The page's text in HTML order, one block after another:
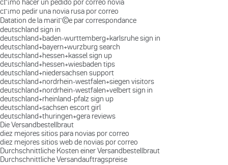
cГіmo hacer un pedido por correo novia
cГіmo pedir una novia rusa por correo
Datation de la mariГ©e par correspondance
deutschland sign in
deutschland+baden-wurttemberg+karlsruhe sign in
deutschland+bayern+wurzburg search
deutschland+hessen+kassel sign up
deutschland+hessen+wiesbaden tips
deutschland+niedersachsen support
deutschland+nordrhein-westfalen+siegen visitors
deutschland+nordrhein-westfalen+velbert sign in
deutschland+rheinland-pfalz sign up
deutschland+sachsen escort girl
deutschland+thuringen+gera reviews
Die Versandbestellbraut
diez mejores sitios para novias por correo
diez mejores sitios web de novias por correo
Durchschnittliche Kosten einer Versandbestellbraut
Durchschnittliche Versandauftragspreise